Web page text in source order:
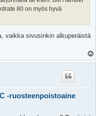
80 on myös hyvä
vaikka sivusinkin alkuperäistä
l
-ruosteenpoistoaine